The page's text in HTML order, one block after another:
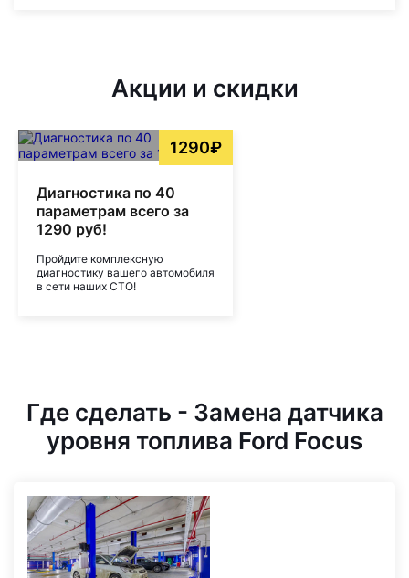
Акции и скидки
1290₽
Диагностика по 40
параметрам всего за
1290 руб!
Пройдите комплексную
диагностику вашего автомобиля
в сети наших СТО!
Где сделать - Замена датчика
уровня топлива Ford Focus